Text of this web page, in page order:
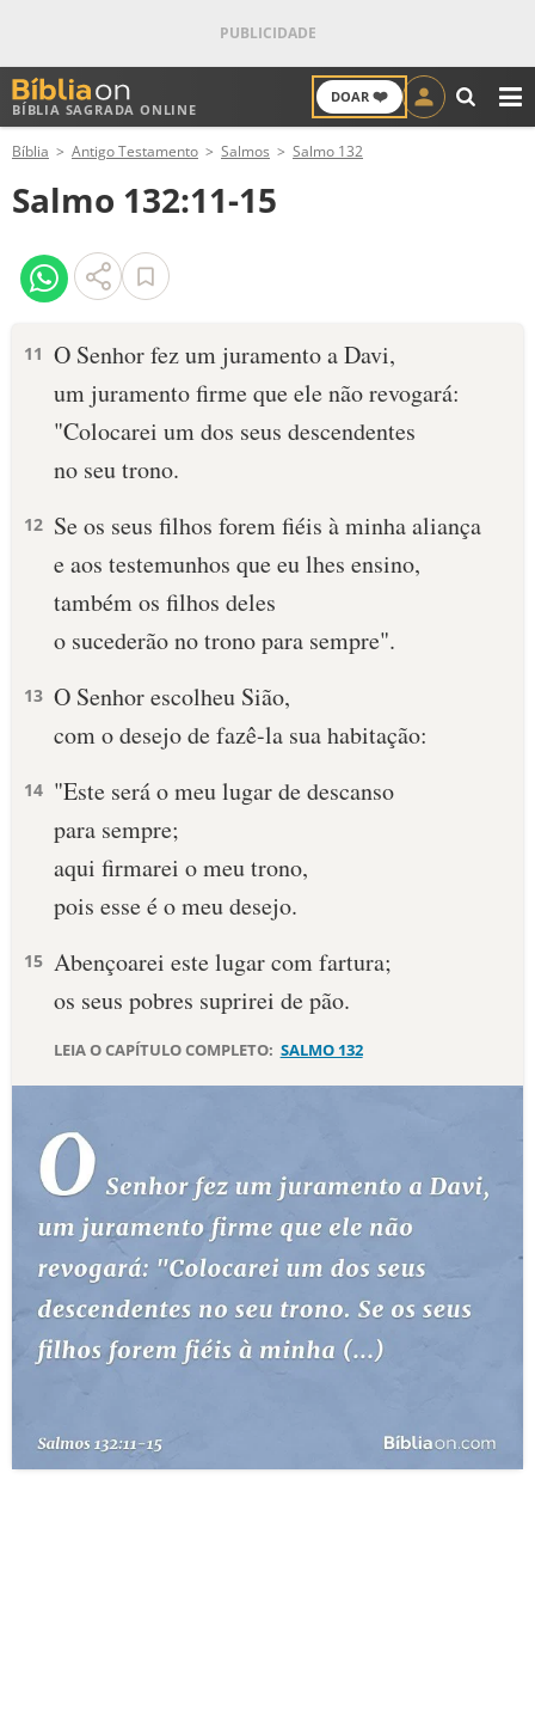
BÍBLIA SAGRADA ONLINE
DOAR ❤️
ANTIGO TESTAMENTO
NOVO TESTAMENTO
VERSÍCULOS
PALAVRA DO DIA
SALMO DO DIA
DEVOCIONAL DIÁRIO
10 MANDAMENTOS
ESTUDOS BÍBLICOS
ESBOÇOS DE PREGAÇÃO
PERGUNTE À BÍBLIA
TERMO BÍBLICO
LOJA BÍBLIAON
Bíblia Antigo Testamento Salmos Salmo 132
Salmo 132:11-15
11 O Senhor fez um juramento a Davi,
um juramento firme que ele não revogará:
"Colocarei um dos seus descendentes
no seu trono.
12 Se os seus filhos forem fiéis à minha aliança
e aos testemunhos que eu lhes ensino,
também os filhos deles
o sucederão no trono para sempre".
13 O Senhor escolheu Sião,
com o desejo de fazê-la sua habitação:
14 "Este será o meu lugar de descanso
para sempre;
aqui firmarei o meu trono,
pois esse é o meu desejo.
15 Abençoarei este lugar com fartura;
os seus pobres suprirei de pão.
LEIA O CAPÍTULO COMPLETO: SALMO 132